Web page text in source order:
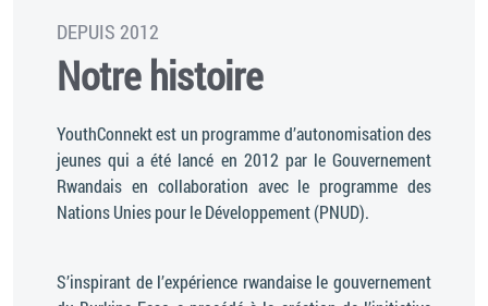
DEPUIS 2012
Notre histoire
YouthConnekt est un programme d’autonomisation des
jeunes qui a été lancé en 2012 par le Gouvernement
Rwandais en collaboration avec le programme des
Nations Unies pour le Développement (PNUD).
S’inspirant de l’expérience rwandaise le gouvernement